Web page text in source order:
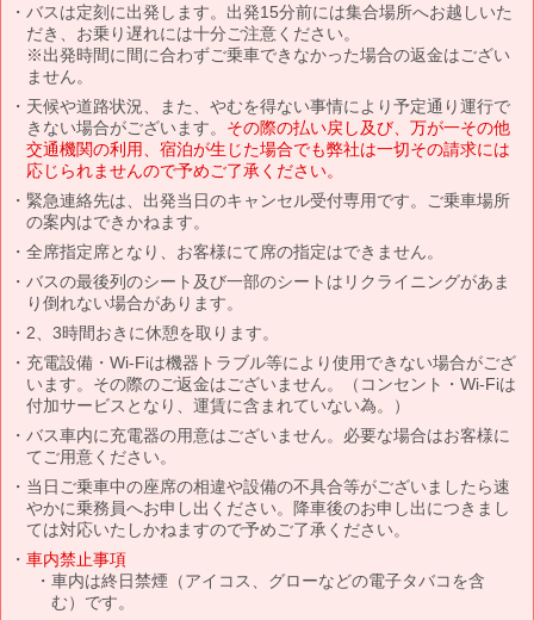
バスは定刻に出発します。出発15分前には集合場所へお越しいた
だき、お乗り遅れには十分ご注意ください。
※出発時間に間に合わずご乗車できなかった場合の返金はござい
ません。
天候や道路状況、また、やむを得ない事情により予定通り運行で
きない場合がございます。 その際の払い戻し及び、万が一その他
交通機関の利用、宿泊が生じた場合でも弊社は一切その請求には
応じられませんので予めご了承ください。
緊急連絡先は、出発当日のキャンセル受付専用です。ご乗車場所
の案内はできかねます。
全席指定席となり、お客様にて席の指定はできません。
バスの最後列のシート及び一部のシートはリクライニングがあま
り倒れない場合があります。
2、3時間おきに休憩を取ります。
充電設備・Wi-Fiは機器トラブル等により使用できない場合がござ
います。その際のご返金はございません。（コンセント・Wi-Fiは
付加サービスとなり、運賃に含まれていない為。）
バス車内に充電器の用意はございません。必要な場合はお客様に
てご用意ください。
当日ご乗車中の座席の相違や設備の不具合等がございましたら速
やかに乗務員へお申し出ください。降車後のお申し出につきまし
ては対応いたしかねますので予めご了承ください。
車内禁止事項
車内は終日禁煙（アイコス、グローなどの電子タバコを含
む）です。